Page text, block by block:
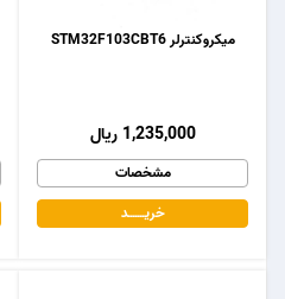
میکروکنترلر STM32F103CBT6
1,235,000 ریال
مشخصات
خریـــــــد